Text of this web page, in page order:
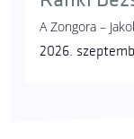
A Zongora –
2026.